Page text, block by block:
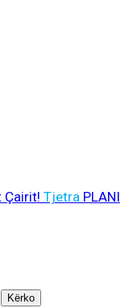
Çairit! Tjetra PLANI